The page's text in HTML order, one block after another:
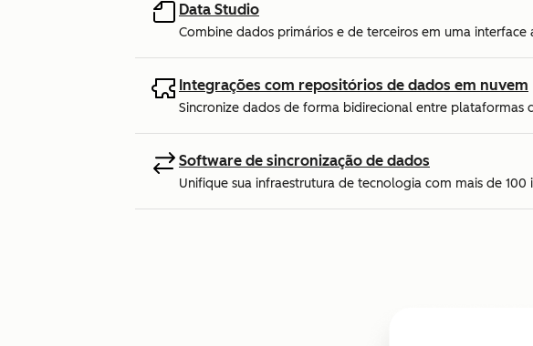
Data Studio
Combine dados primários e de terceiros em uma interface
Integrações com repositórios de dados em nuvem
Sincronize dados de forma bidirecional entre plataformas
Software de sincronização de dados
Unifique sua infraestrutura de tecnologia com mais de